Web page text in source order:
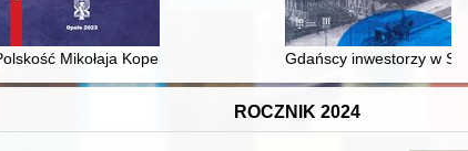
w XVI-wiecznej Rzeczypospolitej
Mikołaja Kopernika z rodu ŚlązakaGdańscy inwestorzy w
ROCZNIK 2024